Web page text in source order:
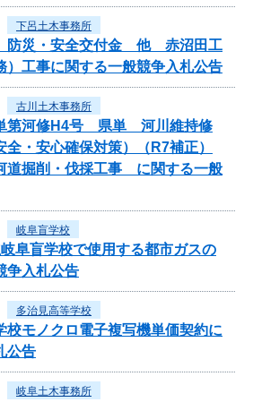
下呂土木事務所
防災・安全交付金 他 赤沼田工
工事に関する一般競争入札公告
古川土木事務所
単第河修H4号 県単 河川維持修
・安心確保対策）（R7補正）
道掘削・伐採工事 に関する一般
岐阜盲学校
阜盲学校で使用する都市ガスの
争入札公告
多治見高等学校
校モノクロ電子複写機単価契約に
公告
岐阜土木事務所